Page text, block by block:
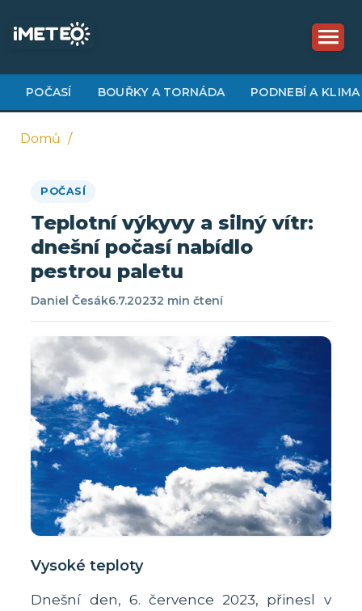
obsahu
POČASÍ BOUŘKY A TORNÁDA PODNEBÍ A KLIMA
navigace
Domů
POČASÍ
Teplotní výkyvy a silný vítr:
dnešní počasí nabídlo
pestrou paletu
Daniel Česák6.7.20232 min čtení
Vysoké teploty
Dnešní den, 6. července 2023, přinesl v